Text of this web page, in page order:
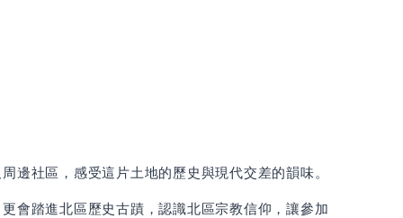
邊社區，感受這片土地的歷史與現代交差的韻味。
會踏進北區歷史古蹟，認識北區宗教信仰，讓參加